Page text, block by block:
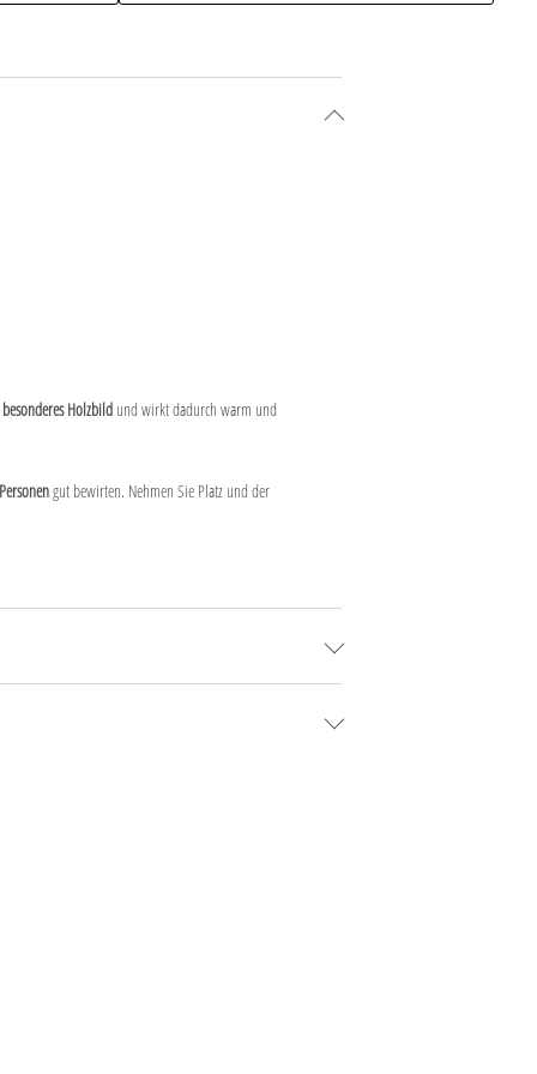
besonderes Holzbild und wirkt dadurch warm und
gut bewirten. Nehmen Sie Platz und der